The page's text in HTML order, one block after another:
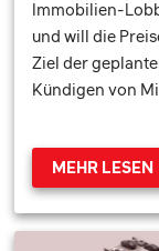
Immobilien-
und will die
Ziel der
Kündigen von
MEHR LESEN